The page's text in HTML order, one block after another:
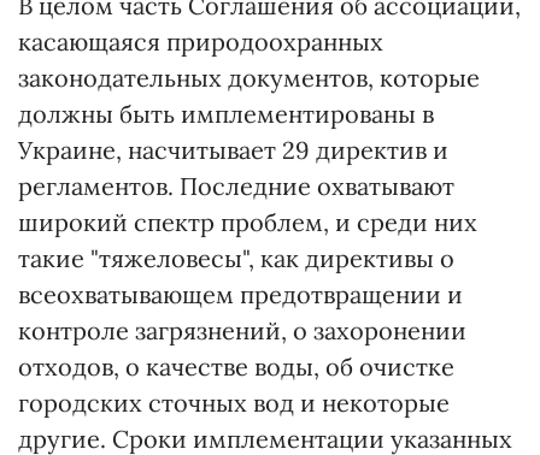
касающаяся природоохранных
законодательных документов, которые
должны быть имплементированы в
Украине, насчитывает 29 директив и
регламентов. Последние охватывают
широкий спектр проблем, и среди них
такие "тяжеловесы", как директивы о
всеохватывающем предотвращении и
контроле загрязнений, о захоронении
отходов, о качестве воды, об очистке
городских сточных вод и некоторые
другие. Сроки имплементации указанных